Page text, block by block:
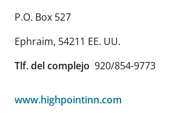
P.O. Box 527
Ephraim, 54211 EE. UU.
Tlf. del complejo 920/854-9773
www.highpointinn.com